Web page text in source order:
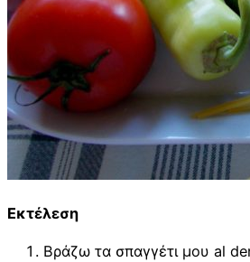
Εκτέλεση
Βράζω τα σπαγγέτι μου al